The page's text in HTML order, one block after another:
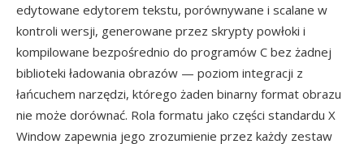
edytowane edytorem tekstu, porównywane i scalane w
kontroli wersji, generowane przez skrypty powłoki i
kompilowane bezpośrednio do programów C bez żadnej
biblioteki ładowania obrazów — poziom integracji z
łańcuchem narzędzi, którego żaden binarny format obrazu
nie może dorównać. Rola formatu jako części standardu X
Window zapewnia jego zrozumienie przez każdy zestaw